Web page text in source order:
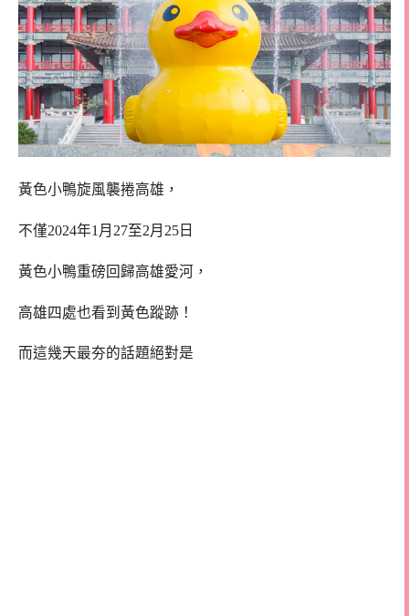
黃色小鴨旋風襲捲高雄，
不僅2024年1月27至2月25日
黃色小鴨重磅回歸高雄愛河，
高雄四處也看到黃色蹤跡！
而這幾天最夯的話題絕對是